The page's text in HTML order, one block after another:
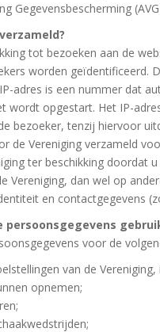
Gegevensbescherming
tot bezoeken aan de
worden geïdentificeerd.
adres is een nummer dat
wordt opgestart. Het IP-
bezoeker, tenzij hiervoor
de Vereniging verzameld
ter beschikking doordat
Vereniging, dan wel op
en contactgegevens
persoonsgegevens
voor de
van de
opnemen;